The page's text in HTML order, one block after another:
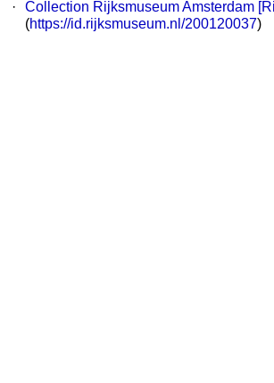
·
Collection Rijksmuseum Amsterdam
(https://id.rijksmuseum.nl/200120037)